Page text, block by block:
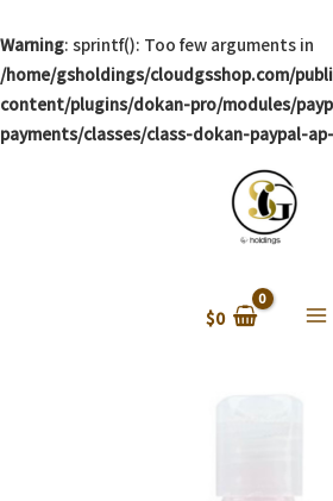
Warning: sprintf(): Too few arguments in
/home/gsholdings/cloudgsshop.com/
content/plugins/dokan-pro/modules/
payments/classes/class-dokan-paypal-
$0